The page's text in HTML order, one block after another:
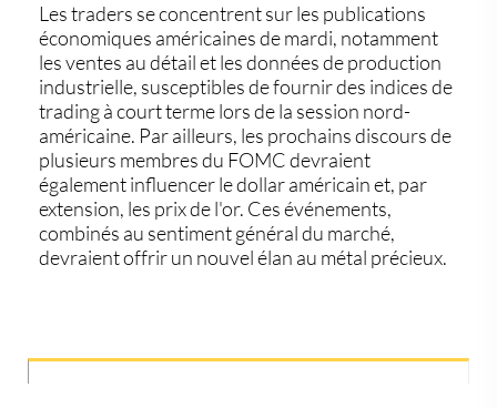
Les traders se concentrent sur les publications
économiques américaines de mardi, notamment
les ventes au détail et les données de production
industrielle, susceptibles de fournir des indices de
trading à court terme lors de la session nord-
américaine. Par ailleurs, les prochains discours de
plusieurs membres du FOMC devraient
également influencer le dollar américain et, par
extension, les prix de l'or. Ces événements,
combinés au sentiment général du marché,
devraient offrir un nouvel élan au métal précieux.